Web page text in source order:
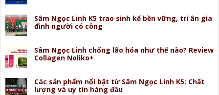
Sâm Ngọc Linh K5 trao sinh kế bền vững, tri ân gia
đình người có công
Sâm Ngọc Linh chống lão hóa như thế nào? Review
Collagen Noliko+
Các sản phẩm nổi bật từ Sâm Ngọc Linh K5: Chất
lượng và uy tín hàng đầu